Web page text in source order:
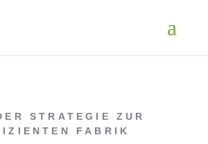
STRATEGIE ZUR
FABRIK